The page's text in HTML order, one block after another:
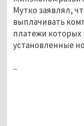
Мутко заявлял,
выплачивать
платежи
установленные
...